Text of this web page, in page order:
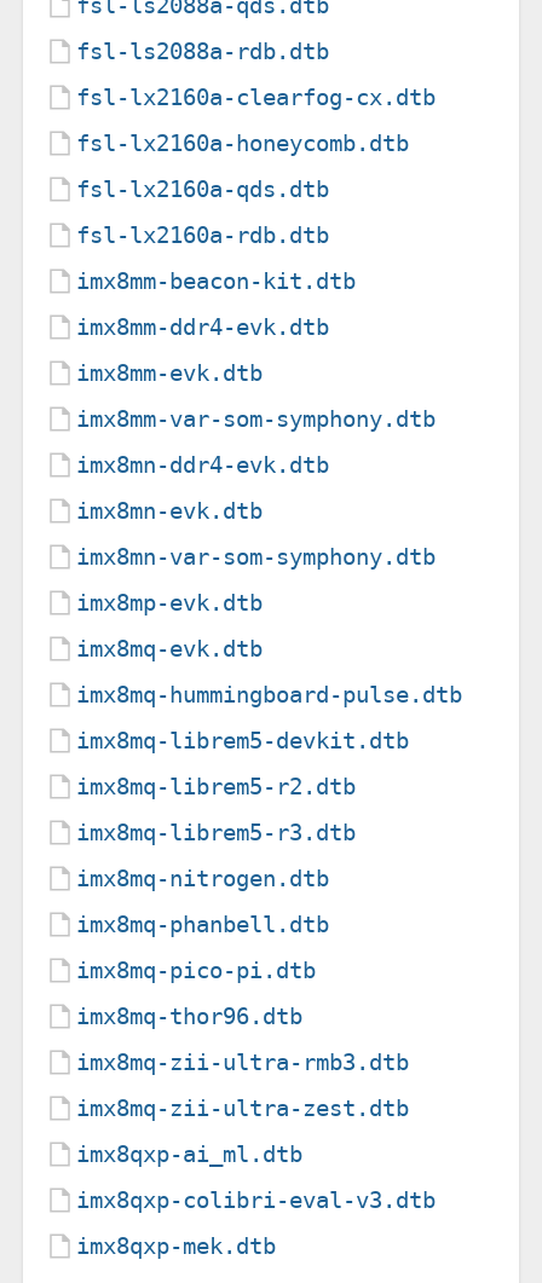
fsl-ls2088a-rdb.dtb
fsl-lx2160a-clearfog-cx.dtb
fsl-lx2160a-honeycomb.dtb
fsl-lx2160a-qds.dtb
fsl-lx2160a-rdb.dtb
imx8mm-beacon-kit.dtb
imx8mm-ddr4-evk.dtb
imx8mm-evk.dtb
imx8mm-var-som-symphony.dtb
imx8mn-ddr4-evk.dtb
imx8mn-evk.dtb
imx8mn-var-som-symphony.dtb
imx8mp-evk.dtb
imx8mq-evk.dtb
imx8mq-hummingboard-pulse.dtb
imx8mq-librem5-devkit.dtb
imx8mq-librem5-r2.dtb
imx8mq-librem5-r3.dtb
imx8mq-nitrogen.dtb
imx8mq-phanbell.dtb
imx8mq-pico-pi.dtb
imx8mq-thor96.dtb
imx8mq-zii-ultra-rmb3.dtb
imx8mq-zii-ultra-zest.dtb
imx8qxp-ai_ml.dtb
imx8qxp-colibri-eval-v3.dtb
imx8qxp-mek.dtb